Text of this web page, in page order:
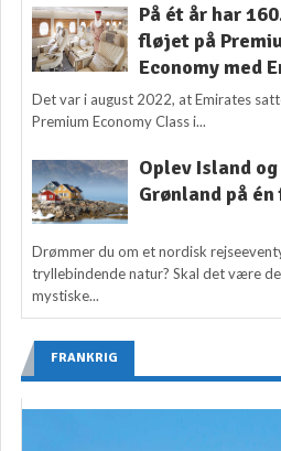
På ét år har
fløjet på
Economy med
Det var i august 2022, at Emirates
Premium Economy Class i...
Oplev Island og
Grønland på
Drømmer du om et nordisk
tryllebindende natur? Skal det være
mystiske...
FRANKRIG